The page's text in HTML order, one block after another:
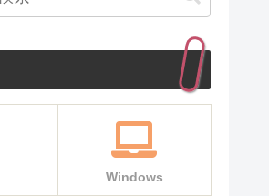
Windows